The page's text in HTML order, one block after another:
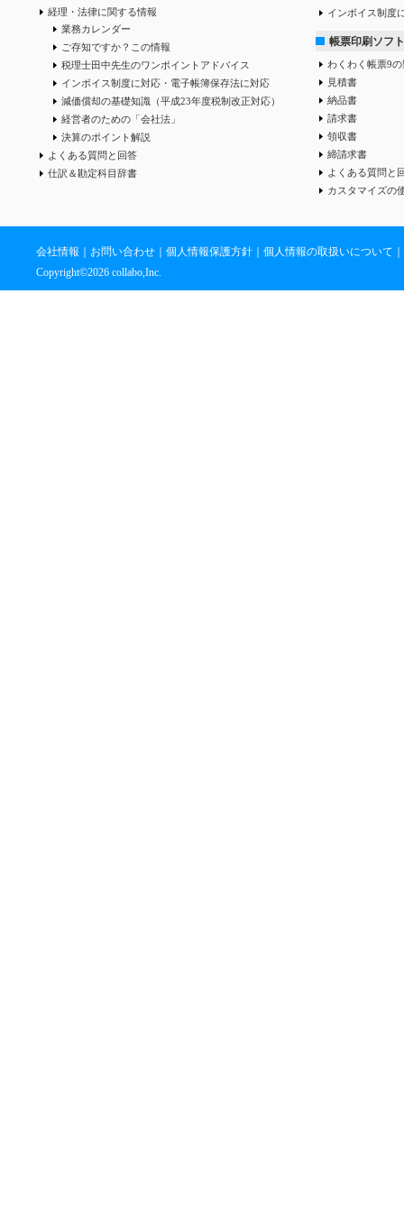
経理・法律に関する情報
業務カレンダー
ご存知ですか？この情報
税理士田中先生のワンポイントアドバイス
インボイス制度に対応・電子帳簿保存法に対応
減価償却の基礎知識（平成23年度税制改正対応）
経営者のための「会社法」
決算のポイント解説
よくある質問と回答
仕訳＆勘定科目辞書
インボイス制度
帳票印刷ソフト
わくわく帳票9
見積書
納品書
請求書
領収書
締請求書
よくある質問と
カスタマイズの
会社情報 お問い合わせ 個人情報保護方針 個人情報の取扱いについて
Copyright©2026 collabo,Inc.